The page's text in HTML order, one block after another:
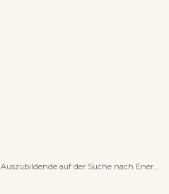
Auszubildende auf der Suche nach Energieeinsparpotenzialen